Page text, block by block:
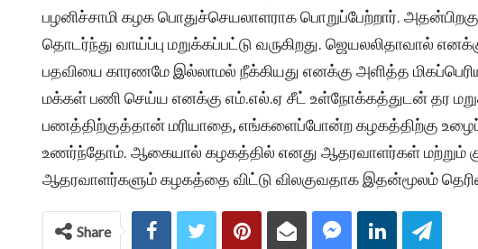
பழனிச்சாமி கழக பொதுச்செயலாளராக பொறுப்பேற்றார்.
தொடர்ந்து வாய்ப்பு மறுக்கப்பட்டு வருகிறது. ஜெயலலிதாவால்
பதவியை காரணமே இல்லாமல் நீக்கியது எனக்கு அளித்த மிகப்பெரிய
மக்கள் பணி செய்ய எனக்கு எம்.எல்.ஏ சீட் உள்நோக்கத்துடன் தர
பணத்திற்குத்தான் மரியாதை, எங்களைப்போன்ற கழகத்திற்கு
உணர்ந்தோம். ஆகையால் கழகத்தில் எனது ஆதரவாளர்கள் மற்றும்
ஆதரவாளர்களும் கழகத்தை விட்டு விலகுவதாக இதன்மூலம்
Share